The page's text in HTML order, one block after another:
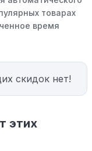
товарах
время
скидок нет!
этих